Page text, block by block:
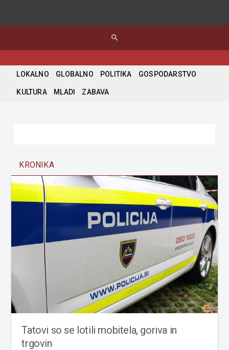
search
LOKALNO GLOBALNO POLITIKA GOSPODARSTVO
KULTURA MLADI ZABAVA
KRONIKA
Tatovi so se lotili mobitela, goriva in
trgovin